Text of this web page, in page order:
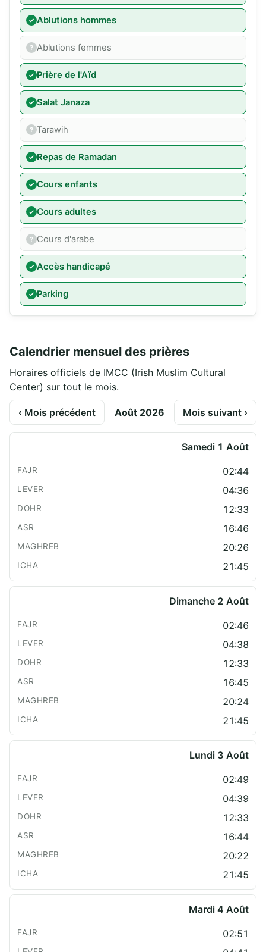
Ablutions hommes
Ablutions femmes
Prière de l'Aïd
Salat Janaza
Tarawih
Repas de Ramadan
Cours enfants
Cours adultes
Cours d'arabe
Accès handicapé
Parking
Calendrier mensuel des prières
Horaires officiels de IMCC (Irish Muslim Cultural
Center) sur tout le mois.
‹ Mois précédent Août 2026 Mois suivant ›
Samedi 1 Août
02:44
04:36
12:33
16:46
20:26
21:45
Dimanche 2 Août
02:46
04:38
12:33
16:45
20:24
21:45
Lundi 3 Août
02:49
04:39
12:33
16:44
20:22
21:45
Mardi 4 Août
02:51